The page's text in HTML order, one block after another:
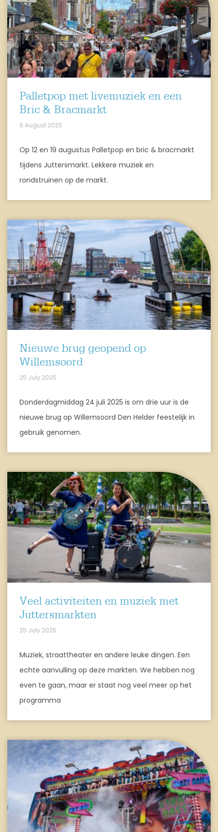
Palletpop met livemuziek en een
Bric & Bracmarkt
6 August 2025
Op 12 en 19 augustus Palletpop en bric & bracmarkt
tijdens Juttersmarkt. Lekkere muziek en
rondstruinen op de markt.
Nieuwe brug geopend op
Willemsoord
25 July 2025
Donderdagmiddag 24 juli 2025 is om drie uur is de
nieuwe brug op Willemsoord Den Helder feestelijk in
gebruik genomen.
Veel activiteiten en muziek met
Juttersmarkten
25 July 2025
Muziek, straattheater en andere leuke dingen. Een
echte aanvulling op deze markten. We hebben nog
even te gaan, maar er staat nog veel meer op het
programma